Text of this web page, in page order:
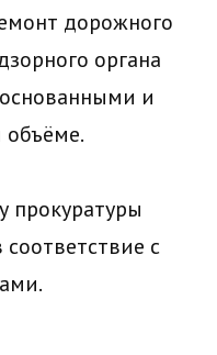
дорожного
органа
и
прокуратуры
с